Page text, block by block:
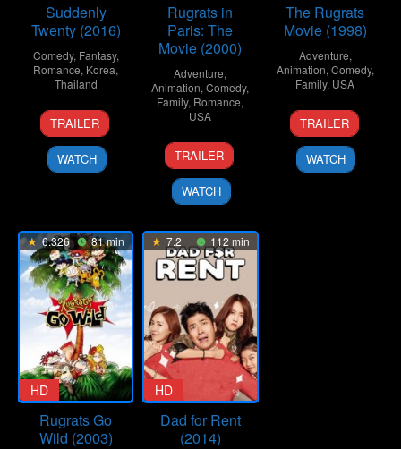
Suddenly
Twenty (2016)
Comedy, Fantasy,
Romance, Korea,
Thailand
24
Nov
2016
Supat
Rangsipat
TRAILER
WATCH
Rugrats in
Paris: The
Movie (2000)
Adventure,
Animation,Comedy,
Family, Romance,
USA
17
Nov
2000
Stig
Bergqvist
TRAILER
WATCH
The Rugrats
Movie (1998)
Adventure,
Animation, Comedy,
Family, USA
20
Nov
1998
Norton
Virgien
TRAILER
WATCH
6.326 81 min
HD
Rugrats Go
Wild (2003)
7.2 112 min
HD
Dad for Rent
(2014)